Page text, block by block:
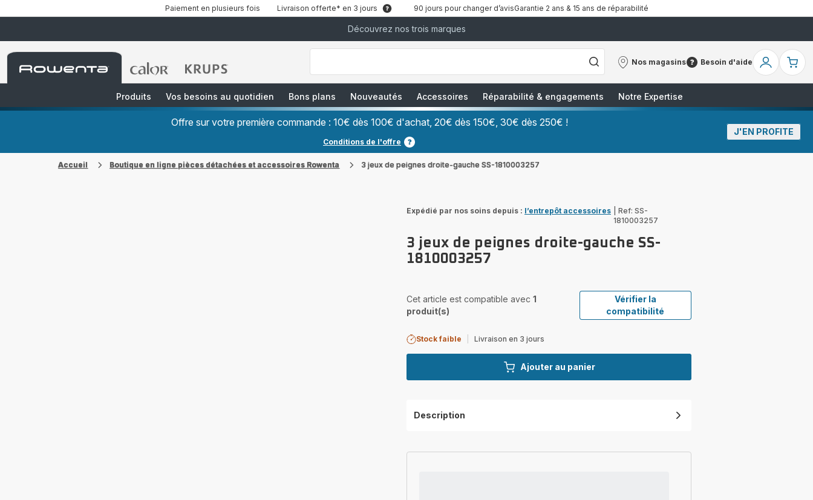
Paiement en plusieurs fois Livraison offerte* en 3 jours 90 jours pour changer d’avisGarantie 2 ans & 15 ans de réparabilité
Découvrez nos trois marques
Accueil
Rowenta
Accueil
Accueil
["Que
recherchez-
Café
Grains","Centrales
Vapeurs","Sèche
Nos magasins
Nos
Besoin d'aide
Besoin
Mon
Produits
Vos besoins au quotidien Bons plans Nouveautés Accessoires Réparabilité & engagements Notre Expertise
Offre sur votre première commande : 10€ dès 100€ d'achat, 20€ dès 150€, 30€ dès 250€ !
Conditions de l'offre
J'EN PROFITE
Accueil Boutique en ligne pièces détachées et accessoires Rowenta 3 jeux de peignes droite-gauche SS-1810003257
Expédié par nos soins depuis : l’entrepôt accessoires
Ref: SS-
1810003257
3 jeux de peignes droite-gauche SS-
1810003257
Cet article est compatible avec 1
produit(s)
Vérifier la
compatibilité
Stock faible Livraison en 3 jours
Ajouter au panier
Description